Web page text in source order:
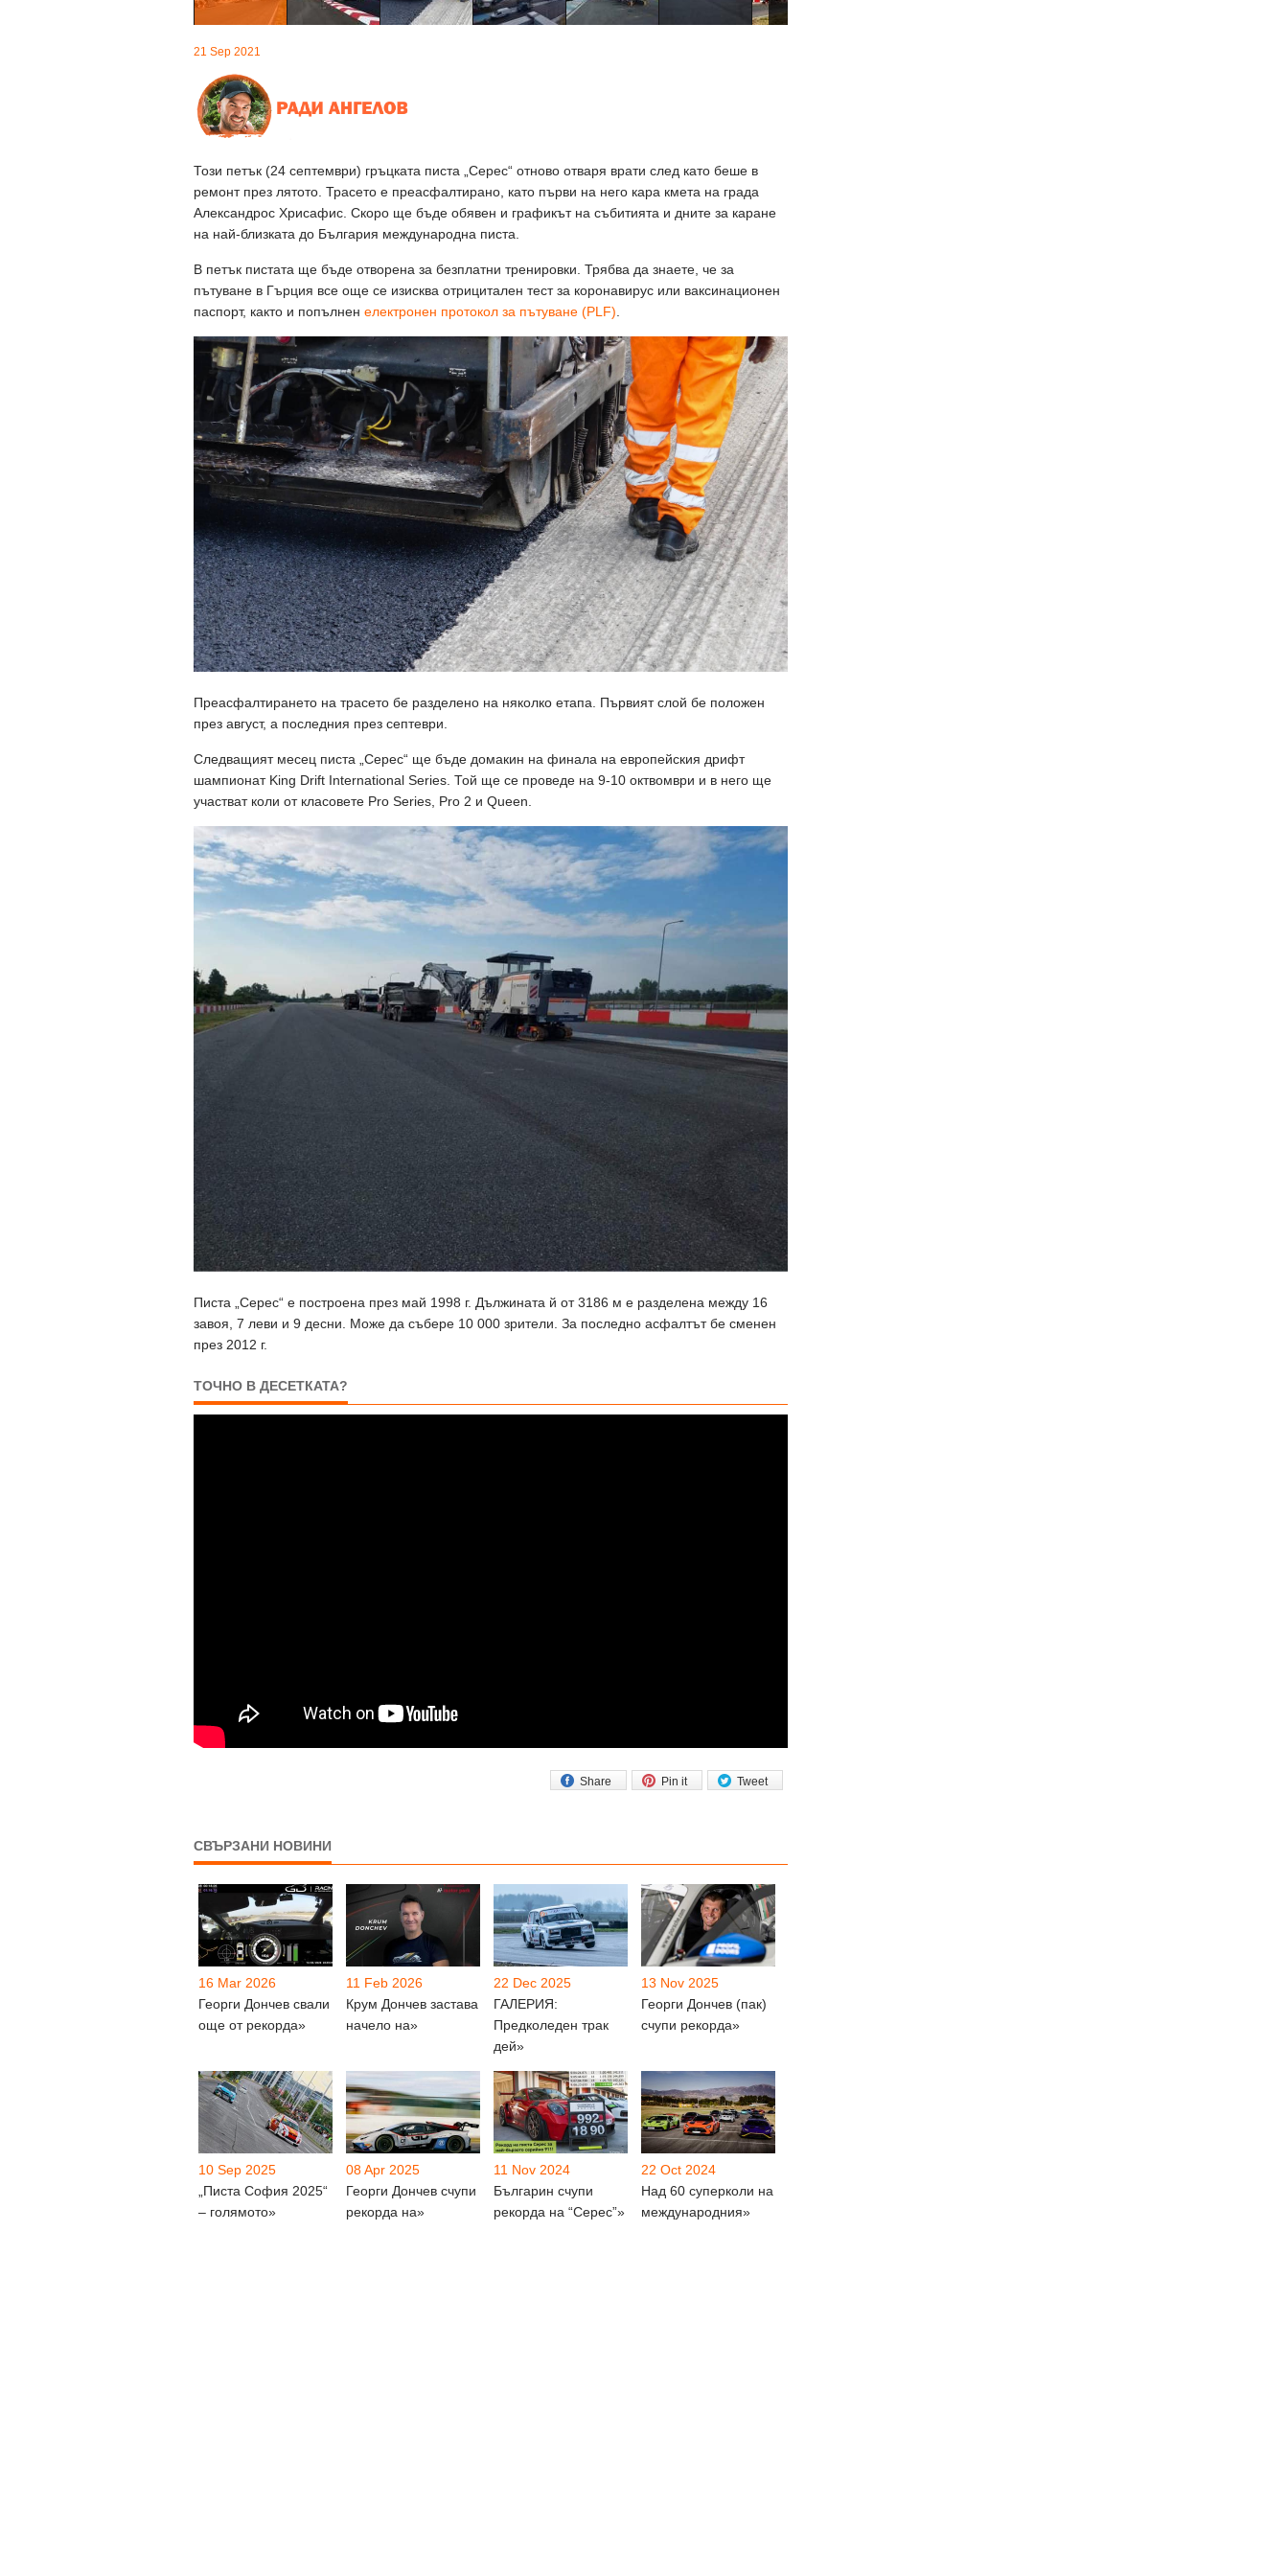
21 Sep 2021
Този петък (24 септември) гръцката писта „Серес“ отново отваря врати след като беше в
ремонт през лятото. Трасето е преасфалтирано, като първи на него кара кмета на града
Александрос Хрисафис. Скоро ще бъде обявен и графикът на събитията и дните за каране
на най-близката до България международна писта.
В петък пистата ще бъде отворена за безплатни тренировки. Трябва да знаете, че за
пътуване в Гърция все още се изисква отрицитален тест за коронавирус или ваксинационен
паспорт, както и попълнен електронен протокол за пътуване (PLF).
Преасфалтирането на трасето бе разделено на няколко етапа. Първият слой бе положен
през август, а последния през септеври.
Следващият месец писта „Серес“ ще бъде домакин на финала на европейския дрифт
шампионат King Drift International Series. Той ще се проведе на 9-10 октвомври и в него ще
участват коли от класовете Pro Series, Pro 2 и Queen.
Писта „Серес“ е построена през май 1998 г. Дължината й от 3186 м е разделена между 16
завоя, 7 леви и 9 десни. Може да събере 10 000 зрители. За последно асфалтът бе сменен
през 2012 г.
ТОЧНО В ДЕСЕТКАТА?
Tweet
Pin it
Share
СВЪРЗАНИ НОВИНИ
16 Mar 2026
Георги Дончев свали
още от рекорда»
11 Feb 2026
Крум Дончев застава
начело на»
22 Dec 2025
ГАЛЕРИЯ:
Предколеден трак
дей»
13 Nov 2025
Георги Дончев (пак)
счупи рекорда»
10 Sep 2025
„Писта София 2025“
– голямото»
08 Apr 2025
Георги Дончев счупи
рекорда на»
11 Nov 2024
Българин счупи
рекорда на “Серес”»
22 Oct 2024
Над 60 суперколи на
международния»